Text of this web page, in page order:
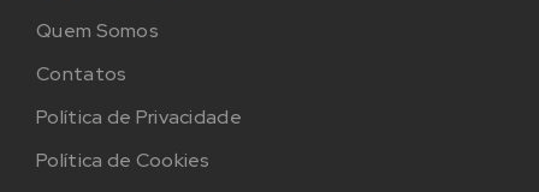
Quem Somos
Contatos
Política de Privacidade
Política de Cookies